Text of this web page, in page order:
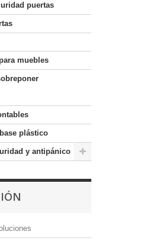
puertas
muebles
plástico
y antipánico